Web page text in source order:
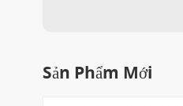
Sản Phẩm Mới